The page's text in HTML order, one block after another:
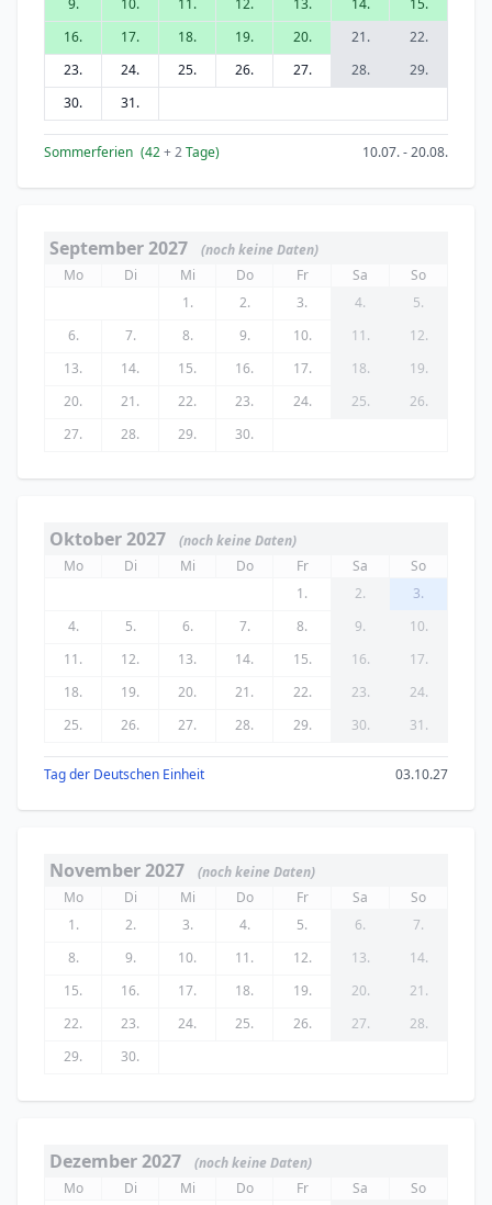
9. 10. 11. 12. 13. 14.
15.
16.
17. 18. 19. 20. 21.
22.
23.
24. 25. 26. 27. 28.
29.
30.
31.
Sommerferien (42+ 2Tage) 10.07. - 20.08.
September 2027
(noch keine Daten)
Mo
Di Mi Do Fr Sa
So
1.
2. 3. 4.
5.
6.
7. 8. 9. 10. 11.
12.
13.
14. 15. 16. 17. 18.
19.
20.
21. 22. 23. 24. 25.
26.
27.
28. 29. 30.
Oktober 2027
(noch keine Daten)
Mo
Di Mi Do Fr Sa
So
1.
2.
3.
4.
5. 6. 7. 8. 9.
10.
11.
12. 13. 14. 15. 16.
17.
18.
19. 20. 21. 22. 23.
24.
25.
26. 27. 28. 29. 30. 31.
Tag der Deutschen Einheit 03.10.27
November 2027
(noch keine Daten)
Mo
Di Mi Do Fr Sa
So
1.
2. 3. 4. 5. 6.
7.
8.
9. 10. 11. 12. 13.
14.
15.
16. 17. 18. 19. 20.
21.
22.
23. 24. 25. 26. 27.
28.
29.
30.
Dezember 2027
(noch keine Daten)
Mo
Di Mi Do Fr Sa
So